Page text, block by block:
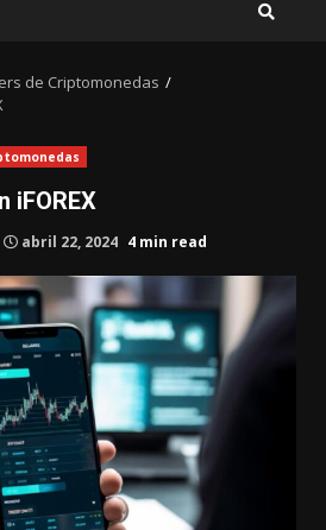
de Criptomonedas
iFOREX
abril 22, 2024 4 min read